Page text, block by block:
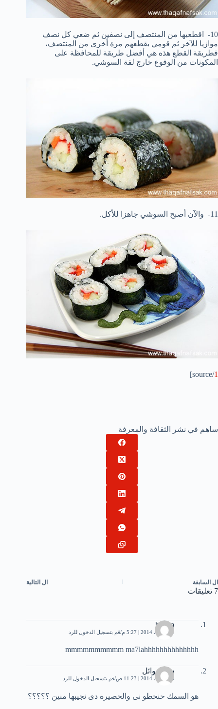
10- اقطعيها من المنتصف إلى نصفين ثم ضعي كل نصف
موازيا للآخر ثم قومي بقطعهم مرة أخرى من المنتصف،
فطريقة القطع هذه هي أفضل طريقة للمحافظة على
المكونات من الوقوع خارج لفة السوشي.
11- والآن أصبح السوشي جاهزا للأكل.
1
/source]
ساهم في نشر الثقافة والمعرفة
ال السابقة ال التالية
7 تعليقات
houda
19 أبريل، 2014 | 5:27 م قم بتسجيل الدخول للرد
mmmmmmmmmm ma7lahhhhhhhhhhhhhh
سارة وائل
20 أبريل، 2014 | 11:23 ص قم بتسجيل الدخول للرد
هو السمك حنحطو نى والحصيرة دى نجيبها منين ؟؟؟؟؟